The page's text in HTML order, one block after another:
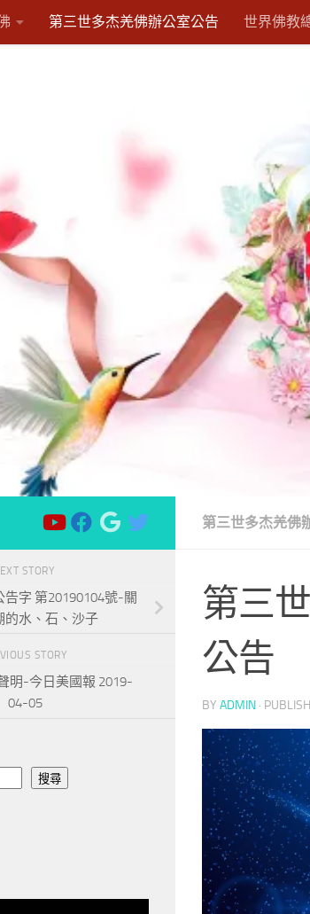
第三世多杰羌佛辦公室公告 世界佛教
第三世多杰羌佛
第三
公告
BY ADMIN ·
STORY
字 第20190104號-關
的水、石、沙子
STORY
明-今日美國報 2019-
04-05
搜尋